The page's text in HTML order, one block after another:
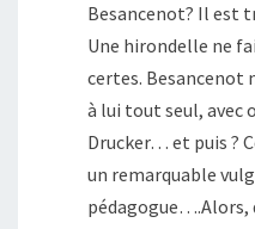
Besancenot? Il est
Une hirondelle ne
certes. Besancenot
à lui tout seul, avec
Drucker… et puis ?
un remarquable
pédagogue….Alors,